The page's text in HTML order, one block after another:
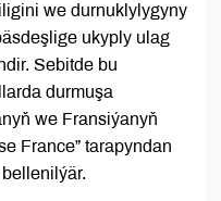
we durnuklylygyny
ukyply ulag
Sebitde bu
durmuşa
we Fransiýanyň
France” tarapyndan